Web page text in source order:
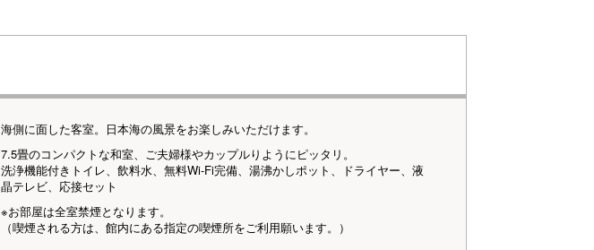
海側に面した客室。日本海の風景をお楽しみいただけます。
7.5畳のコンパクトな和室、ご夫婦様やカップルりようにピッタリ。
洗浄機能付きトイレ、飲料水、無料Wi-Fi完備、湯沸かしポット、ドライヤー、液
晶テレビ、応接セット
※お部屋は全室禁煙となります。
（喫煙される方は、館内にある指定の喫煙所をご利用願います。）